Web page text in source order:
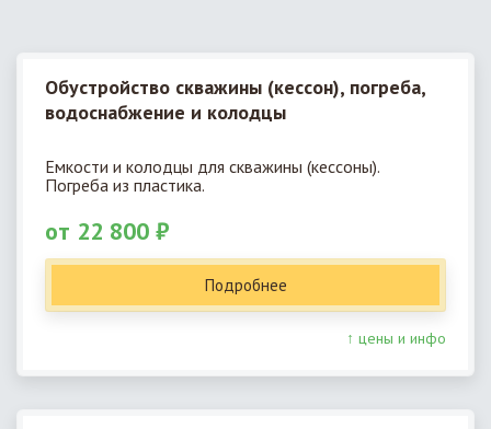
Обустройство скважины (кессон), погреба,
водоснабжение и колодцы
Емкости и колодцы для скважины (кессоны).
Погреба из пластика.
от 22 800 ₽
Подробнее
↑ цены и инфо